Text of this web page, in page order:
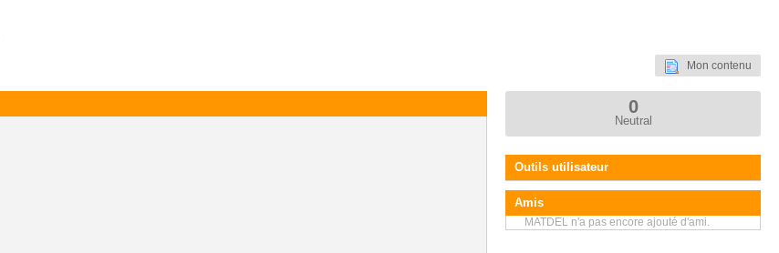
Mon contenu
0
Neutral
Outils utilisateur
Amis
MATDEL n'a pas encore ajouté d'ami.